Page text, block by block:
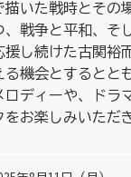
描いた戦時とその
、戦争と平和、そ
援し続けた古関裕
る機会とするとと
ロディーや、ドラ
をお楽しみいただ